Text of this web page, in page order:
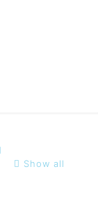
Show all